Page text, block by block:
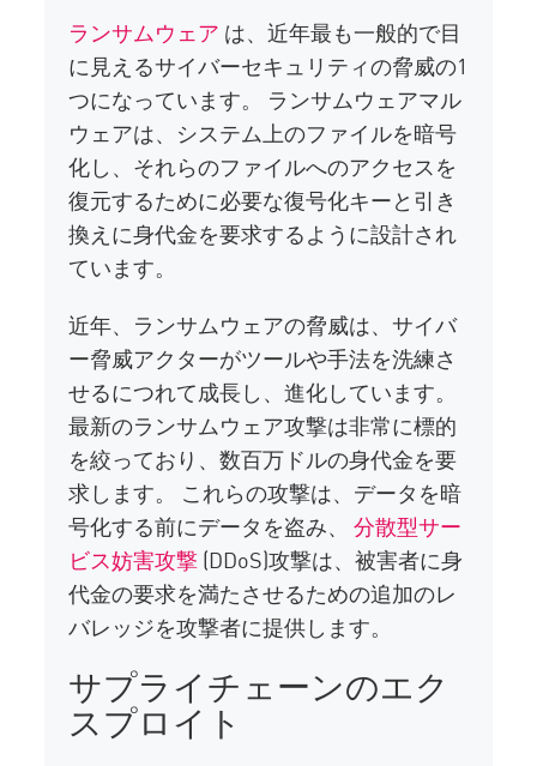
ランサムウェア は、近年最も一般的で目
に見えるサイバーセキュリティの脅威の1
つになっています。 ランサムウェアマル
ウェアは、システム上のファイルを暗号
化し、それらのファイルへのアクセスを
復元するために必要な復号化キーと引き
換えに身代金を要求するように設計され
ています。
近年、ランサムウェアの脅威は、サイバ
ー脅威アクターがツールや手法を洗練さ
せるにつれて成長し、進化しています。
最新のランサムウェア攻撃は非常に標的
を絞っており、数百万ドルの身代金を要
求します。 これらの攻撃は、データを暗
号化する前にデータを盗み、分散型サー
ビス妨害攻撃(DDoS)攻撃は、被害者に身
代金の要求を満たさせるための追加のレ
バレッジを攻撃者に提供します。
サプライチェーンのエク
スプロイト